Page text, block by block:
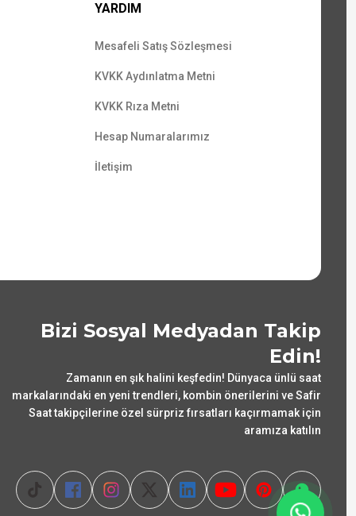
YARDIM
Mesafeli Satış Sözleşmesi
KVKK Aydınlatma Metni
KVKK Rıza Metni
Hesap Numaralarımız
İletişim
Bizi Sosyal Medyadan Takip
Edin!
Zamanın en şık halini keşfedin! Dünyaca ünlü saat
markalarındaki en yeni trendleri, kombin önerilerini ve Safir
Saat takipçilerine özel sürpriz fırsatları kaçırmamak için
aramıza katılın